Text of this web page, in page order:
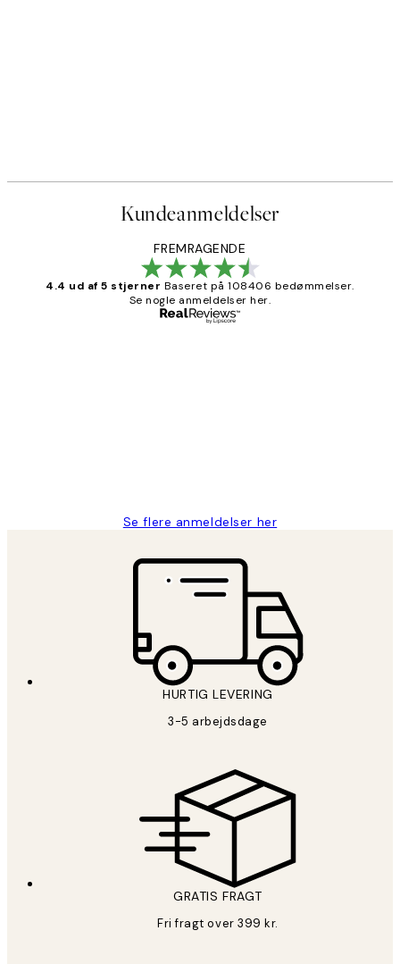
Kundeanmeldelser
FREMRAGENDE
4.4 ud af 5 stjerner Baseret på 108406 bedømmelser.
Se nogle anmeldelser her.
Se flere anmeldelser her
HURTIG LEVERING
3-5 arbejdsdage
GRATIS FRAGT
Fri fragt over 399 kr.